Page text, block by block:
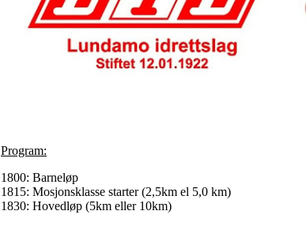
Program:
1800: Barneløp
1815: Mosjonsklasse starter (2,5km el 5,0 km)
1830: Hovedløp (5km eller 10km)